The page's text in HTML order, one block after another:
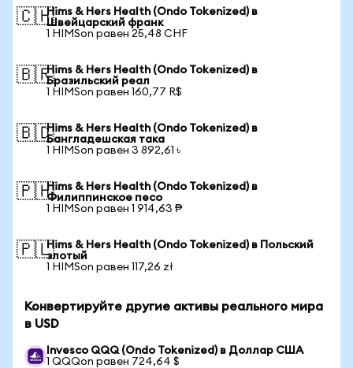
🇨🇭Hims & Hers Health (Ondo Tokenized) в
Швейцарский франк
1 HIMSon равен 25,48 CHF
🇧🇷Hims & Hers Health (Ondo Tokenized) в
Бразильский реал
1 HIMSon равен 160,77 R$
🇧🇩Hims & Hers Health (Ondo Tokenized) в
Бангладешская така
1 HIMSon равен 3 892,61 ৳
🇵🇭Hims & Hers Health (Ondo Tokenized) в
Филиппинское песо
1 HIMSon равен 1 914,63 ₱
🇵🇱Hims & Hers Health (Ondo Tokenized) в Польский
злотый
1 HIMSon равен 117,26 zł
Конвертируйте другие активы реального мира
в USD
Invesco QQQ (Ondo Tokenized) в Доллар США
1 QQQon равен 724,64 $